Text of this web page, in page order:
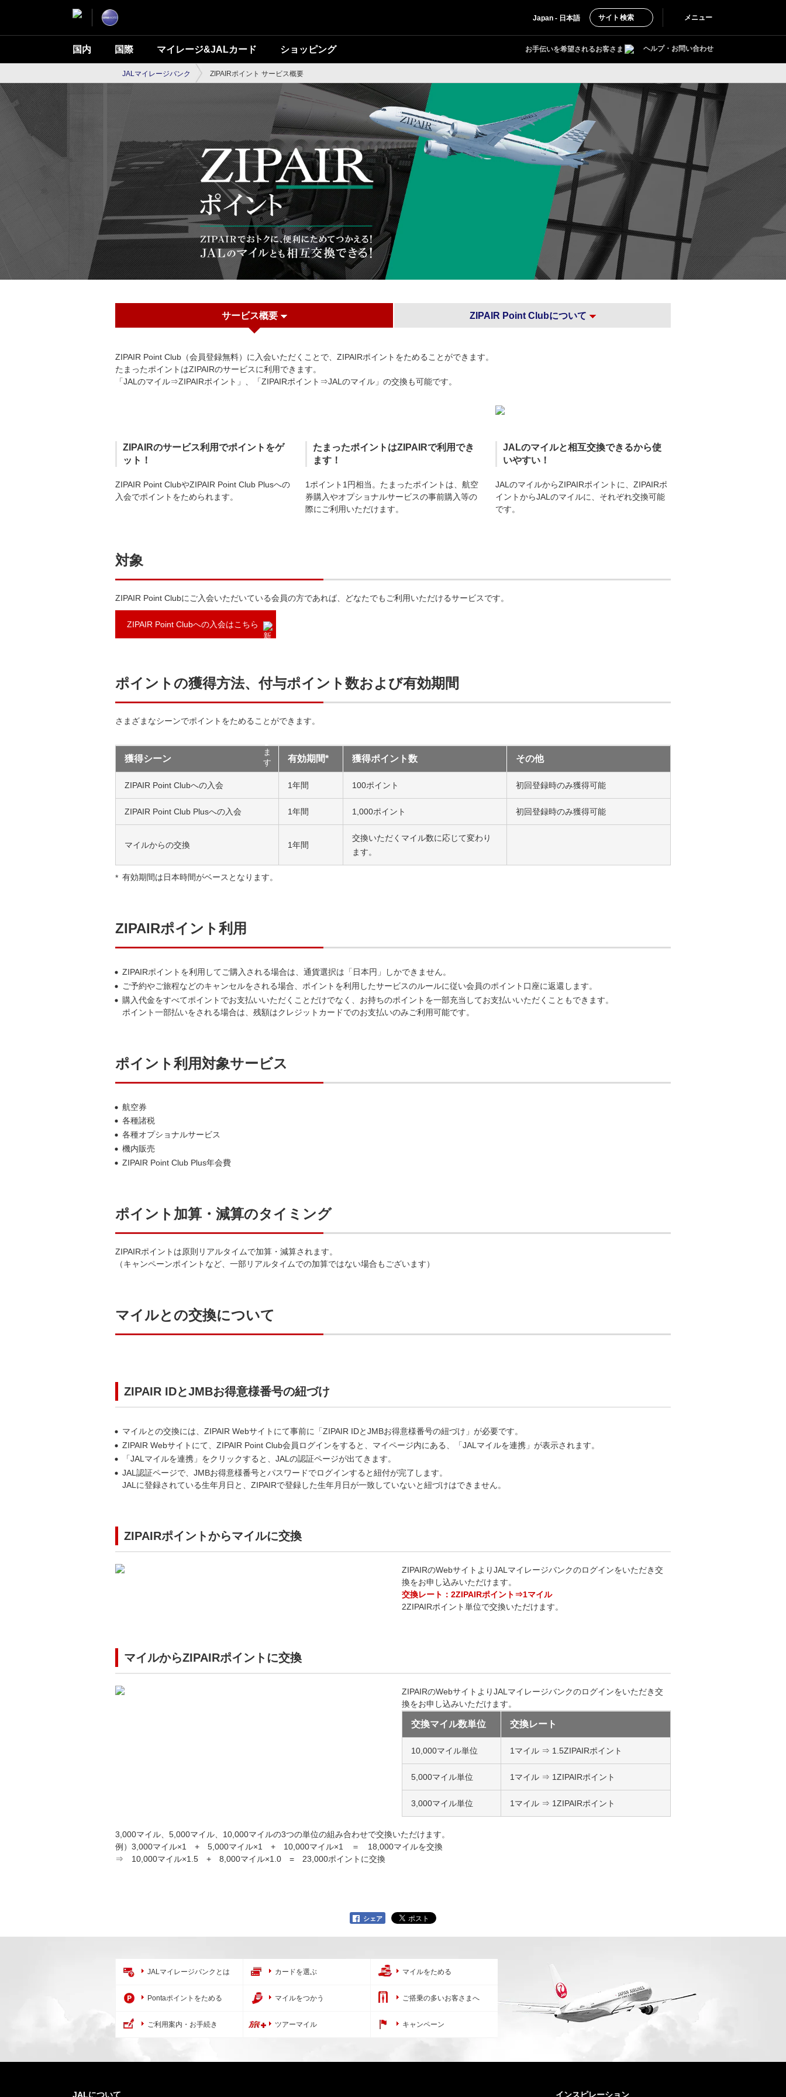
Japan - 日本語 サイト検索 メニュー
国内 国際 マイレージ&JALカード ショッピング お手伝いを希望されるお客さま ヘルプ・お問い合わせ
JALマイレージバンク ZIPAIRポイント サービス概要
サービス概要 ZIPAIR Point Clubについて
ZIPAIR Point Club（会員登録無料）に入会いただくことで、ZIPAIRポイントをためることができます。
たまったポイントはZIPAIRのサービスに利用できます。
「JALのマイル⇒ZIPAIRポイント」、「ZIPAIRポイント⇒JALのマイル」の交換も可能です。
ZIPAIRのサービス利用でポイントをゲ
ット！
ZIPAIR Point ClubやZIPAIR Point Club Plusへの
入会でポイントをためられます。
たまったポイントはZIPAIRで利用でき
ます！
1ポイント1円相当。たまったポイントは、航空
券購入やオプショナルサービスの事前購入等の
際にご利用いただけます。
JALのマイルと相互交換できるから使
いやすい！
JALのマイルからZIPAIRポイントに、ZIPAIRポ
イントからJALのマイルに、それぞれ交換可能
です。
対象
ZIPAIR Point Clubにご入会いただいている会員の方であれば、どなたでもご利用いただけるサービスです。
ZIPAIR Point Clubへの入会はこちら
ポイントの獲得方法、付与ポイント数および有効期間
さまざまなシーンでポイントをためることができます。
獲得シーン 有効期間* 獲得ポイント数 その他
ZIPAIR Point Clubへの入会 1年間 100ポイント 初回登録時のみ獲得可能
ZIPAIR Point Club Plusへの入会 1年間 1,000ポイント 初回登録時のみ獲得可能
マイルからの交換 1年間
交換いただくマイル数に応じて変わり
ます。
有効期間は日本時間がベースとなります。
ZIPAIRポイント利用
ZIPAIRポイントを利用してご購入される場合は、通貨選択は「日本円」しかできません。
ご予約やご旅程などのキャンセルをされる場合、ポイントを利用したサービスのルールに従い会員のポイント口座に返還します。
購入代金をすべてポイントでお支払いいただくことだけでなく、お持ちのポイントを一部充当してお支払いいただくこともできます。
ポイント一部払いをされる場合は、残額はクレジットカードでのお支払いのみご利用可能です。
ポイント利用対象サービス
航空券
各種諸税
各種オプショナルサービス
機内販売
ZIPAIR Point Club Plus年会費
ポイント加算・減算のタイミング
ZIPAIRポイントは原則リアルタイムで加算・減算されます。
（キャンペーンポイントなど、一部リアルタイムでの加算ではない場合もございます）
マイルとの交換について
ZIPAIR IDとJMBお得意様番号の紐づけ
マイルとの交換には、ZIPAIR Webサイトにて事前に「ZIPAIR IDとJMBお得意様番号の紐づけ」が必要です。
ZIPAIR Webサイトにて、ZIPAIR Point Club会員ログインをすると、マイページ内にある、「JALマイルを連携」が表示されます。
「JALマイルを連携」をクリックすると、JALの認証ページが出てきます。
JAL認証ページで、JMBお得意様番号とパスワードでログインすると紐付が完了します。
JALに登録されている生年月日と、ZIPAIRで登録した生年月日が一致していないと紐づけはできません。
ZIPAIRポイントからマイルに交換
ZIPAIRのWebサイトよりJALマイレージバンクのログインをいただき交
換をお申し込みいただけます。
交換レート：2ZIPAIRポイント⇒1マイル
2ZIPAIRポイント単位で交換いただけます。
マイルからZIPAIRポイントに交換
ZIPAIRのWebサイトよりJALマイレージバンクのログインをいただき交
換をお申し込みいただけます。
交換マイル数単位 交換レート
10,000マイル単位 1マイル ⇒ 1.5ZIPAIRポイント
5,000マイル単位 1マイル ⇒ 1ZIPAIRポイント
3,000マイル単位 1マイル ⇒ 1ZIPAIRポイント
3,000マイル、5,000マイル、10,000マイルの3つの単位の組み合わせで交換いただけます。
例）3,000マイル×1 + 5,000マイル×1 + 10,000マイル×1 ＝ 18,000マイルを交換
⇒ 10,000マイル×1.5 + 8,000マイル×1.0 = 23,000ポイントに交換
シェア
JALマイレージバンクとは カードを選ぶ マイルをためる
Pontaポイントをためる マイルをつかう ご搭乗の多いお客さまへ
ご利用案内・お手続き ツアーマイル キャンペーン
JALについて インスピレーション